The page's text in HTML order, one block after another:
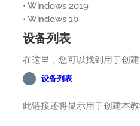
• Windows 2019
• Windows 10
设备列表
在这里，您可以找到用于创建
设备列表
此链接还将显示用于创建本教